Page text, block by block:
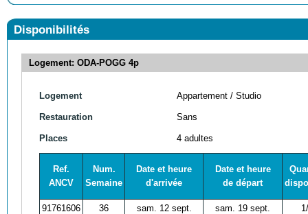
Disponibilités
Logement: ODA-POGG 4p
Logement Appartement / Studio
Restauration Sans
Places 4 adultes
Ref.
ANCV
Num.
Semaine
Date et heure
d'arrivée
Date et heure
de départ
91761606 36
sam. 12 sept.
sam. 19 sept.